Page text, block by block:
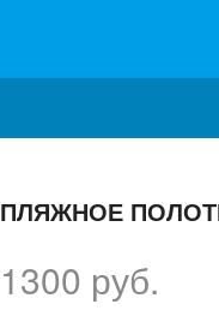
ПЛЯЖНОЕ
1300 руб.